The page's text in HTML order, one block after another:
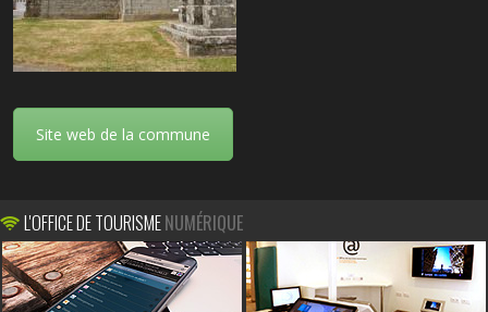
Site web de la commune
L'OFFICE DE TOURISMENUMÉRIQUE